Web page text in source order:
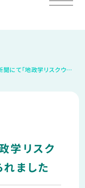
日本海事新聞にて「地政学リスクウォッチ」が取り上げられました
学リスク
れました